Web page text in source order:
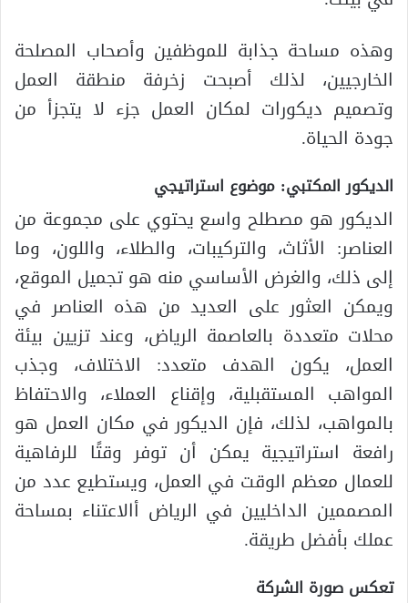
وهذه مساحة جذابة للموظفين وأصحاب المصلحة
الخارجيين، لذلك أصبحت زخرفة منطقة العمل
وتصميم ديكورات لمكان العمل جزء لا يتجزأ من
جودة الحياة.
الديكور المكتبي: موضوع استراتيجي
الديكور هو مصطلح واسع يحتوي على مجموعة من
العناصر: الأثاث، والتركيبات، والطلاء، واللون، وما
إلى ذلك، والغرض الأساسي منه هو تجميل الموقع،
ويمكن العثور على العديد من هذه العناصر في
محلات متعددة بالعاصمة الرياض، وعند تزيين بيئة
العمل، يكون الهدف متعدد: الاختلاف، وجذب
المواهب المستقبلية، وإقناع العملاء، والاحتفاظ
بالمواهب، لذلك، فإن الديكور في مكان العمل هو
رافعة استراتيجية يمكن أن توفر وقتًا للرفاهية
للعمال معظم الوقت في العمل، ويستطيع عدد من
المصممين الداخليين في الرياض أالاعتناء بمساحة
عملك بأفضل طريقة.
تعكس صورة الشركة